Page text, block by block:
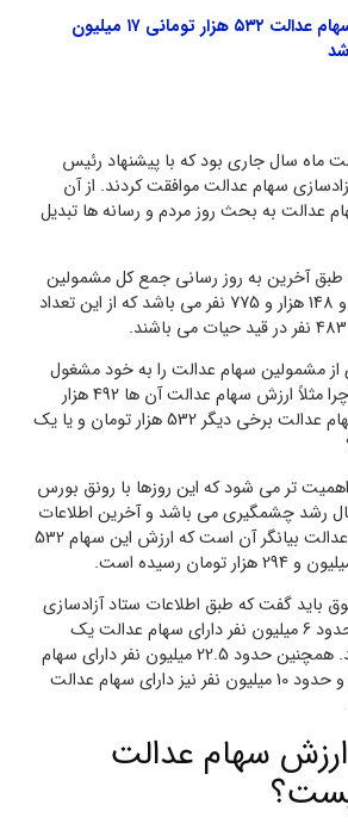
سهام عدالت ۵۳۲ هزار تومانی ۱۷ میلیون
در 9 اردیبهشت ماه سال جاری بود که با پیشنهاد رئیس
سهام عدالت موافقت کردند. از آن
عدالت به بحث روز مردم و رسانه ها تبدیل
طبق آخرین به روز رسانی جمع کل مشمولین
سهام عدالت 49 میلیون و 148 هزار و 775 نفر می باشد که از این تعداد
مشمولین سهام عدالت را به خود مشغول
کرده است این است که چرا مثلاً ارزش سهام عدالت آن ها 492 هزار
تومان است اما ارزش سهام عدالت برخی دیگر 532 هزار تومان و یا یک
تر می شود که این روزها با رونق بورس
رشد چشمگیری می باشد و آخرین اطلاعات
در مورد ارزش روز سهام عدالت بیانگر آن است که ارزش این سهام 532
باید گفت که طبق اطلاعات ستاد آزادسازی
سهام عدالت هم اکنون حدود 6 میلیون نفر دارای سهام عدالت یک
میلیون تومانی می باشند. همچنین حدود 22.5 میلیون نفر دارای سهام
عدالت 532 هزار تومانی و حدود 10 میلیون نفر نیز دارای سهام عدالت
سهام عدالت